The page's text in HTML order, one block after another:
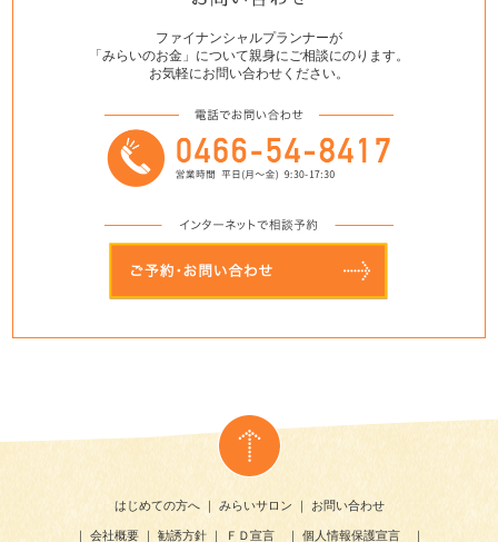
ファイナンシャルプランナーが
「みらいのお金」について親身にご相談にのります。
お気軽にお問い合わせください。
はじめての方へ｜ みらいサロン ｜ お問い合わせ
｜会社概要｜ 勧誘方針｜ ＦＤ宣言｜ 個人情報保護宣言｜